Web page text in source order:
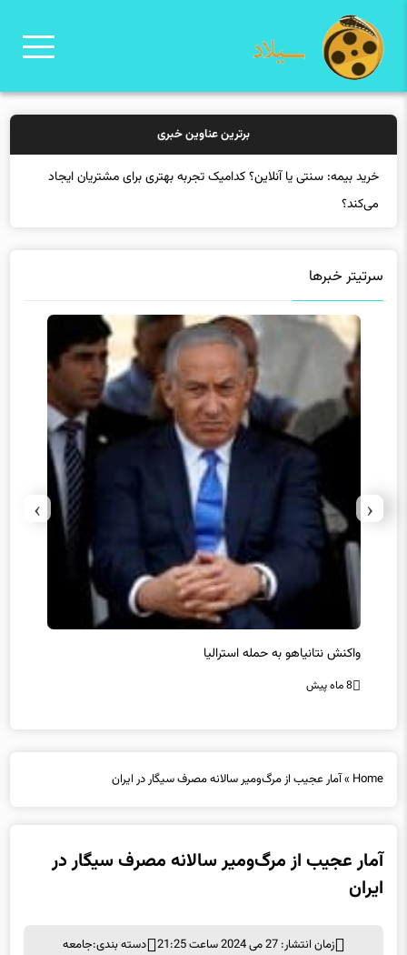
برترین عناوین خبری
خر
واکنش نتانیاهو به حمله استرالیا
8 ماه پیش
ایران
شناسه خبر: 2773604
زمان مطالعه: 5 دقیقه